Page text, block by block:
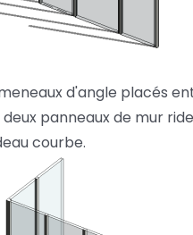
d'angle placés
panneaux de mur
courbe.